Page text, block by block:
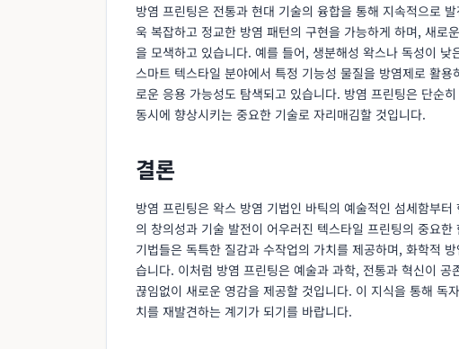
방염 프린팅은 전통과 현대 기술의 융합을 통해 지속적으로
욱 복잡하고 정교한 방염 패턴의 구현을 가능하게 하며, 새로
을 모색하고 있습니다. 예를 들어, 생분해성 왁스나 독성이
스마트 텍스타일 분야에서 특정 기능성 물질을 방염제로 활
로운 응용 가능성도 탐색되고 있습니다. 방염 프린팅은 단순
동시에 향상시키는 중요한 기술로 자리매김할 것입니다.
결론
방염 프린팅은 왁스 방염 기법인 바틱의 예술적인 섬세함부
의 창의성과 기술 발전이 어우러진 텍스타일 프린팅의 중요
기법들은 독특한 질감과 수작업의 가치를 제공하며, 화학적
습니다. 이처럼 방염 프린팅은 예술과 과학, 전통과 혁신이
끊임없이 새로운 영감을 제공할 것입니다. 이 지식을 통해 독
치를 재발견하는 계기가 되기를 바랍니다.